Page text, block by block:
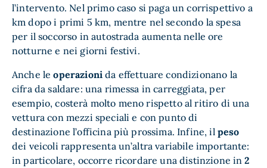
l’intervento. Nel primo caso si paga un corrispettivo a
km dopo i primi 5 km, mentre nel secondo la spesa
per il soccorso in autostrada aumenta nelle ore
notturne e nei giorni festivi.
Anche leoperazioni da effettuare condizionano la
cifra da saldare: una rimessa in carreggiata, per
esempio, costerà molto meno rispetto al ritiro di una
vettura con mezzi speciali e con punto di
destinazione l’officina più prossima. Infine, il peso
dei veicoli rappresenta un’altra variabile importante:
in particolare, occorre ricordare una distinzione in2